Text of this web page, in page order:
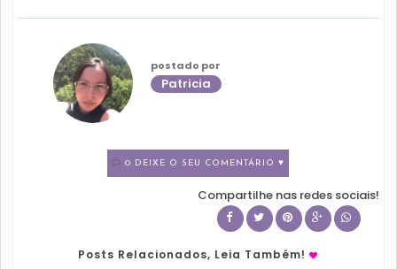
postado por
Patricia
0 DEIXE O SEU COMENTÁRIO ♥
Compartilhe nas redes sociais!
Posts Relacionados, Leia Também!